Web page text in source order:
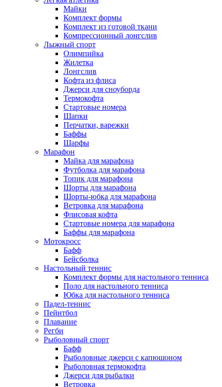
Майки
Комплект формы
Комплект из готовой ткани
Компрессионный лонгслив
Лыжный спорт
Олимпийка
Жилетка
Лонгслив
Кофта из флиса
Джерси для сноуборда
Термокофта
Стартовые номера
Шапки
Перчатки, варежки
Баффы
Шарфы
Марафон
Майка для марафона
Футболка для марафона
Топик для марафона
Шорты для марафона
Шорты-юбка для марафона
Ветровка для марафона
Флисовая кофта
Стартовые номера для марафона
Баффы для марафона
Мотокросс
Бафф
Бейсболка
Настольный теннис
Комплект формы для настольного тенниса
Поло для настольного тенниса
Юбка для настольного тенниса
Падел-теннис
Пейнтбол
Плавание
Регби
Рыболовный спорт
Бафф
Рыболовные джерси с капюшоном
Рыболовная термокофта
Джерси для рыбалки
Ветровка